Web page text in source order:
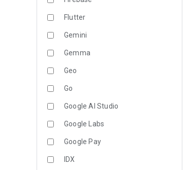
Flutter
Gemini
Gemma
Geo
Go
Google AI Studio
Google Labs
Google Pay
IDX